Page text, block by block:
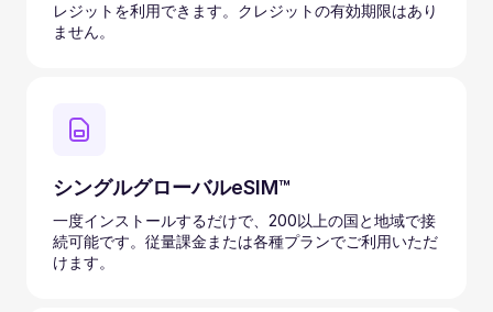
レジットを利用できます。クレジットの有効期限はあり
ません。
シングルグローバルeSIM™
一度インストールするだけで、200以上の国と地域で接
続可能です。従量課金または各種プランでご利用いただ
けます。